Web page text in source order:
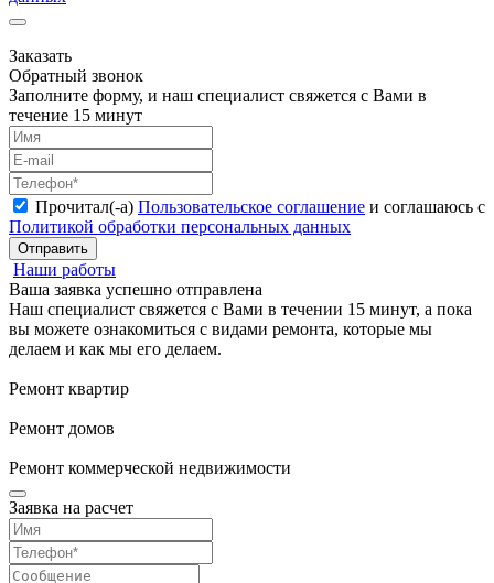
Заказать
Обратный звонок
Заполните форму, и наш специалист свяжется с Вами в
течение 15 минут
Прочитал(-а) Пользовательское соглашение и соглашаюсь с
Политикой обработки персональных данных
Отправить
Наши работы
Ваша заявка успешно отправлена
Наш специалист свяжется с Вами в течении 15 минут, а пока
вы можете ознакомиться с видами ремонта, которые мы
делаем и как мы его делаем.
Ремонт квартир
Ремонт домов
Ремонт коммерческой недвижимости
Заявка на расчет